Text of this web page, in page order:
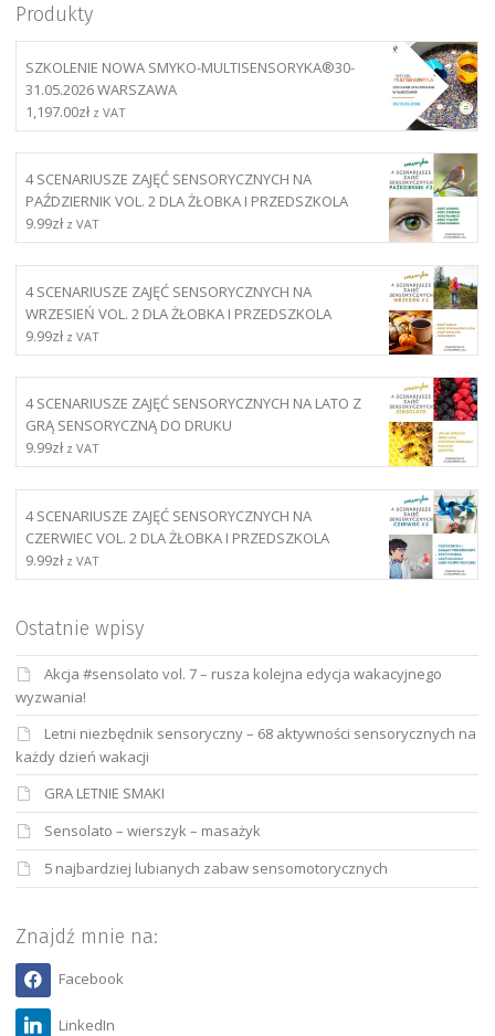
Produkty
SZKOLENIE NOWA SMYKO-MULTISENSORYKA®30-
31.05.2026 WARSZAWA
1,197.00zł z VAT
4 SCENARIUSZE ZAJĘĆ SENSORYCZNYCH NA
PAŹDZIERNIK VOL. 2 DLA ŻŁOBKA I PRZEDSZKOLA
9.99zł z VAT
4 SCENARIUSZE ZAJĘĆ SENSORYCZNYCH NA
WRZESIEŃ VOL. 2 DLA ŻŁOBKA I PRZEDSZKOLA
9.99zł z VAT
4 SCENARIUSZE ZAJĘĆ SENSORYCZNYCH NA LATO Z
GRĄ SENSORYCZNĄ DO DRUKU
9.99zł z VAT
4 SCENARIUSZE ZAJĘĆ SENSORYCZNYCH NA
CZERWIEC VOL. 2 DLA ŻŁOBKA I PRZEDSZKOLA
9.99zł z VAT
Ostatnie wpisy
Akcja #sensolato vol. 7 – rusza kolejna edycja wakacyjnego
wyzwania!
Letni niezbędnik sensoryczny – 68 aktywności sensorycznych na
każdy dzień wakacji
GRA LETNIE SMAKI
Sensolato – wierszyk – masażyk
5 najbardziej lubianych zabaw sensomotorycznych
Znajdź mnie na:
Facebook
LinkedIn